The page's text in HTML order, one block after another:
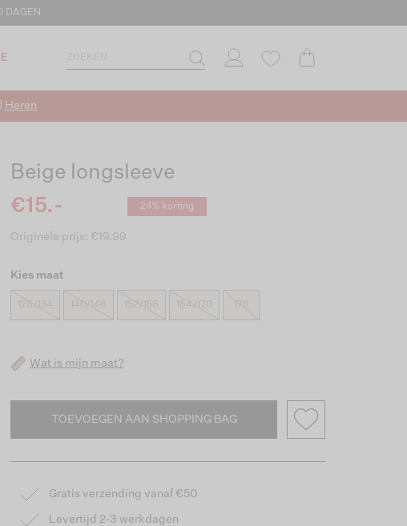
DAGEN
Heren
Beige longsleeve
€15.-
24% korting
Originele prijs: €19.99
Kies maat
128/134
Wat is mijn maat?
TOEVOEGEN AAN SHOPPING BAG
Gratis verzending vanaf €50
Levertijd 2-3 werkdagen